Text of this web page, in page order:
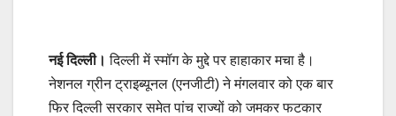
नई दिल्‍ली। दिल्ली में स्मॉग के मुद्दे पर हाहाकार मचा है।
नेशनल ग्रीन ट्राइब्यूनल (एनजीटी) ने मंगलवार को एक बार
फिर दिल्ली सरकार समेत पांच राज्‍यों को जमकर फटकार